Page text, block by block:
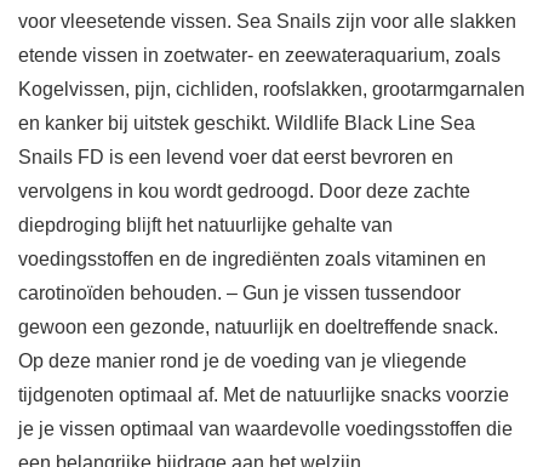
voor vleesetende vissen. Sea Snails zijn voor alle slakken
etende vissen in zoetwater- en zeewateraquarium, zoals
Kogelvissen, pijn, cichliden, roofslakken, grootarmgarnalen
en kanker bij uitstek geschikt. Wildlife Black Line Sea
Snails FD is een levend voer dat eerst bevroren en
vervolgens in kou wordt gedroogd. Door deze zachte
diepdroging blijft het natuurlijke gehalte van
voedingsstoffen en de ingrediënten zoals vitaminen en
carotinoïden behouden. – Gun je vissen tussendoor
gewoon een gezonde, natuurlijk en doeltreffende snack.
Op deze manier rond je de voeding van je vliegende
tijdgenoten optimaal af. Met de natuurlijke snacks voorzie
je je vissen optimaal van waardevolle voedingsstoffen die